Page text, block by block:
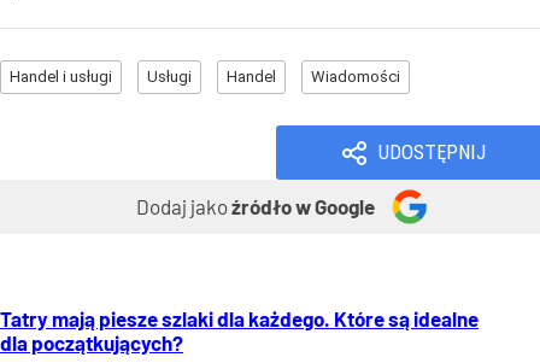
Handel i usługi Usługi Handel Wiadomości
UDOSTĘPNIJ
Dodaj jakoźródło w Google
Tatry mają piesze szlaki dla każdego. Które są idealne
dla początkujących?